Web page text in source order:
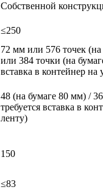
Собственной
≤250
72 мм или 576 точек
или 384 точки (на
вставка в контейнер на
48 (на бумаге 80 мм) /
требуется вставка в
ленту)
150
≤83